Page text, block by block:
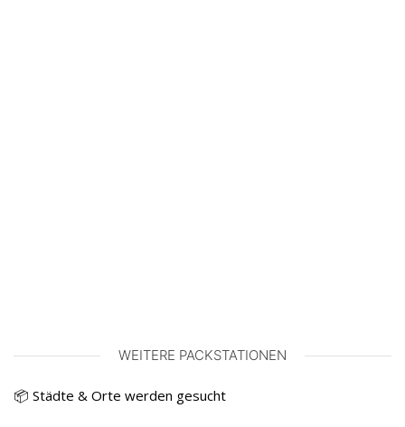
WEITERE PACKSTATIONEN
📦 Städte & Orte werden gesucht